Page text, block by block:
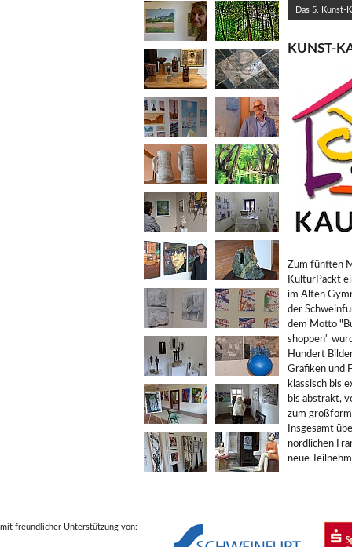
Das 5. Kunst-
KUNST-
Zum fünften
KulturPackt
im Alten
der
dem Motto
shoppen"
Hundert
Grafiken und
klassisch bis
bis abstrakt,
zum
Insgesamt
nördlichen
neue
mit freundlicher Unterstützung von: